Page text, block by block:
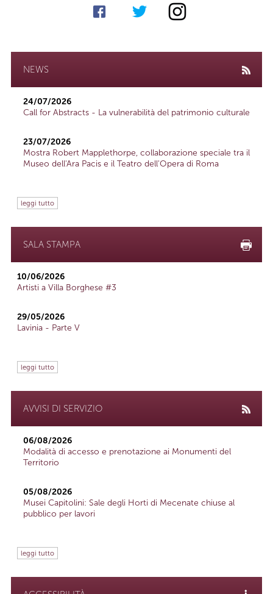
NEWS
24/07/2026
Call for Abstracts - La vulnerabilità del patrimonio culturale
23/07/2026
Mostra Robert Mapplethorpe, collaborazione speciale tra il
Museo dell'Ara Pacis e il Teatro dell'Opera di Roma
leggi tutto
SALA STAMPA
10/06/2026
Artisti a Villa Borghese #3
29/05/2026
Lavinia - Parte V
leggi tutto
AVVISI DI SERVIZIO
06/08/2026
Modalità di accesso e prenotazione ai Monumenti del
Territorio
05/08/2026
Musei Capitolini: Sale degli Horti di Mecenate chiuse al
pubblico per lavori
leggi tutto